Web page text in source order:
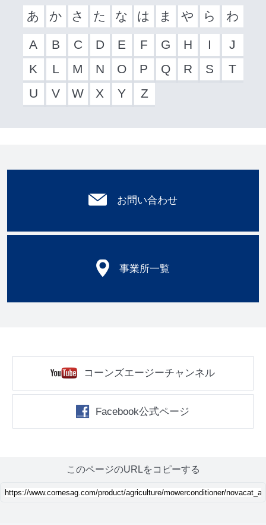
あ か さ た な は ま や ら わ
A B C D E F G H I
J
K
L M N O P Q R S
T
U
V W X Y Z
お問い合わせ
事業所一覧
コーンズエージーチャンネル
Facebook公式ページ
このページのURLをコピーする